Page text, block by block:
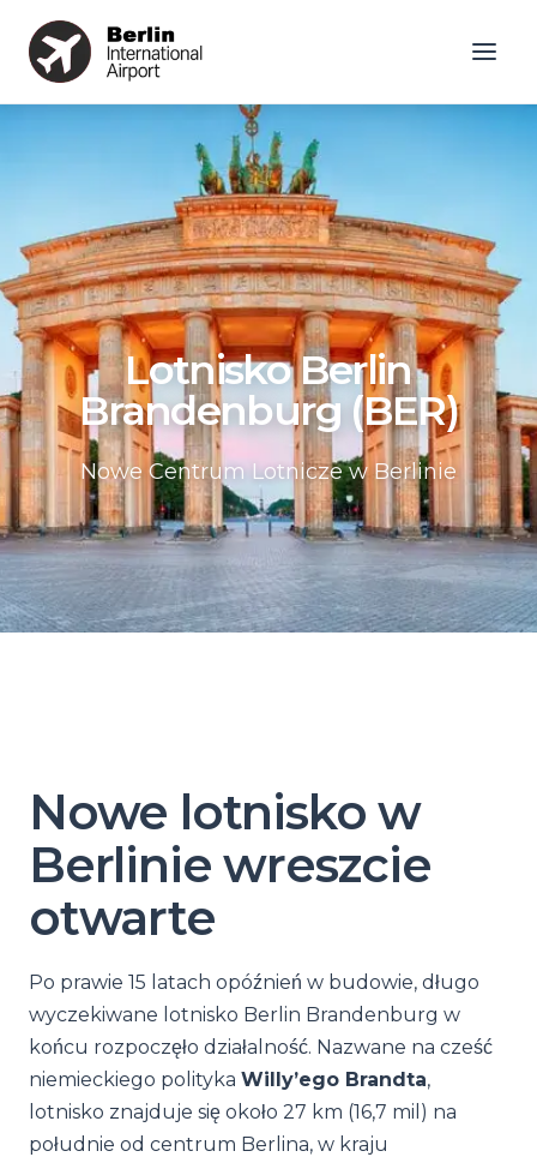
Lotnisko Berlin
Brandenburg (BER)
Nowe Centrum Lotnicze w Berlinie
Nowe lotnisko w
Berlinie wreszcie
otwarte
Po prawie 15 latach opóźnień w budowie, długo
wyczekiwane lotnisko Berlin Brandenburg w
końcu rozpoczęło działalność. Nazwane na cześć
niemieckiego polityka Willy’ego Brandta,
lotnisko znajduje się około 27 km (16,7 mil) na
południe od centrum Berlina, w kraju